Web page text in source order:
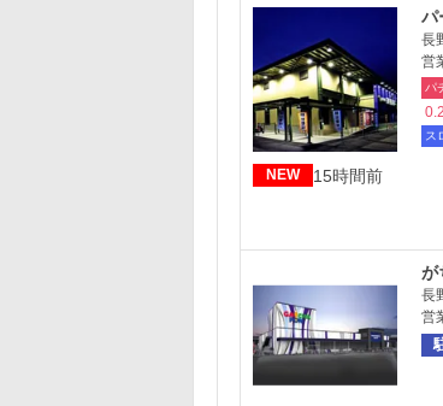
パ
長
営
パ
ス
NEW 15時間前
が
長
営